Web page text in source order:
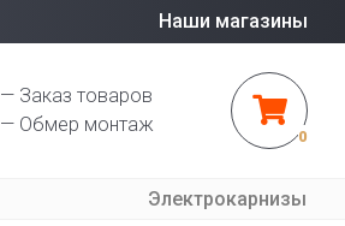
Наши магазины
— Заказ товаров
— Обмер монтаж
0
Электрокарнизы